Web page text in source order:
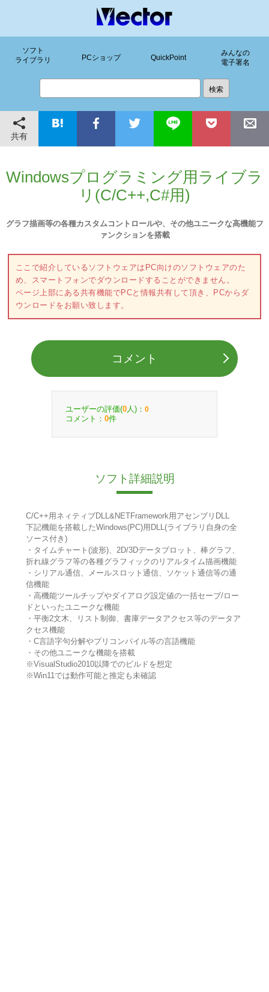
ソフト
ライブラリ
PCショップ QuickPoint
みんなの
電子署名
共有
Windowsプログラミング用ライブラ
リ(C/C++,C#用)
グラフ描画等の各種カスタムコントロールや、その他ユニークな高機能フ
ァンクションを搭載
ここで紹介しているソフトウェアはPC向けのソフトウェアのた
め、スマートフォンでダウンロードすることができません。
ページ上部にある共有機能でPCと情報共有して頂き、PCからダ
ウンロードをお願い致します。
コメント
ユーザーの評価(0 人)： 0
コメント： 0件
ソフト詳細説明
C/C++用ネィティブDLL&NETFramework用アセンブリDLL
下記機能を搭載したWindows(PC)用DLL(ライブラリ自身の全
ソース付き)
・タイムチャート(波形)、2D/3Dデータプロット、棒グラフ、
折れ線グラフ等の各種グラフィックのリアルタイム描画機能
・シリアル通信、メールスロット通信、ソケット通信等の通
信機能
・高機能ツールチップやダイアログ設定値の一括セーブ/ロー
ドといったユニークな機能
・平衡2文木、リスト制御、書庫データアクセス等のデータア
クセス機能
・C言語字句分解やプリコンパイル等の言語機能
・その他ユニークな機能を搭載
※VisualStudio2010以降でのビルドを想定
※Win11では動作可能と推定も未確認